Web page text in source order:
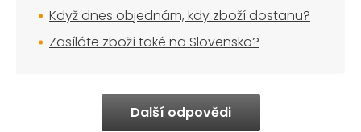
Když dnes objednám, kdy zboží dostanu?
Zasíláte zboží také na Slovensko?
Další odpovědi